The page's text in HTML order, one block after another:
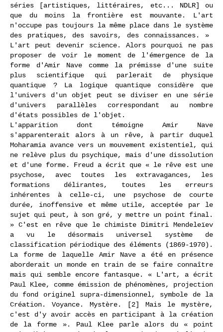
séries [artistiques, littéraires, etc... NDLR] ou
que du moins la frontière est mouvante. L'art
n'occupe pas toujours la même place dans le système
des pratiques, des savoirs, des connaissances. »
L'art peut devenir science. Alors pourquoi ne pas
proposer de voir le moment de l'émergence de la
forme d'Amir Nave comme la prémisse d'une suite
plus scientifique qui parlerait de physique
quantique ? La logique quantique considère que
l'univers d'un objet peut se diviser en une série
d'univers parallèles correspondant au nombre
d'états possibles de l'objet.
L'apparition dont témoigne Amir Nave
s'apparenterait alors à un rêve, à partir duquel
Moharamia avance vers un mouvement existentiel, qui
ne relève plus du psychique, mais d'une dissolution
et d'une forme. Freud a écrit que « le rêve est une
psychose, avec toutes les extravagances, les
formations délirantes, toutes les erreurs
inhérentes à celle-ci, une psychose de courte
durée, inoffensive et même utile, acceptée par le
sujet qui peut, à son gré, y mettre un point final.
» C'est en rêve que le chimiste Dimitri Mendeleïev
a vu le désormais universel système de
classification périodique des éléments (1869-1970).
La forme de laquelle Amir Nave a été en présence
aborderait un monde en train de se faire connaître
mais qui semble encore fantasque. « L'art, a écrit
Paul Klee, comme émission de phénomènes, projection
du fond originel supra-dimensionnel, symbole de la
Création. Voyance. Mystère. [2] Mais le mystère,
c'est d'y avoir accès en participant à la création
de la forme ». Paul Klee parle alors du « point